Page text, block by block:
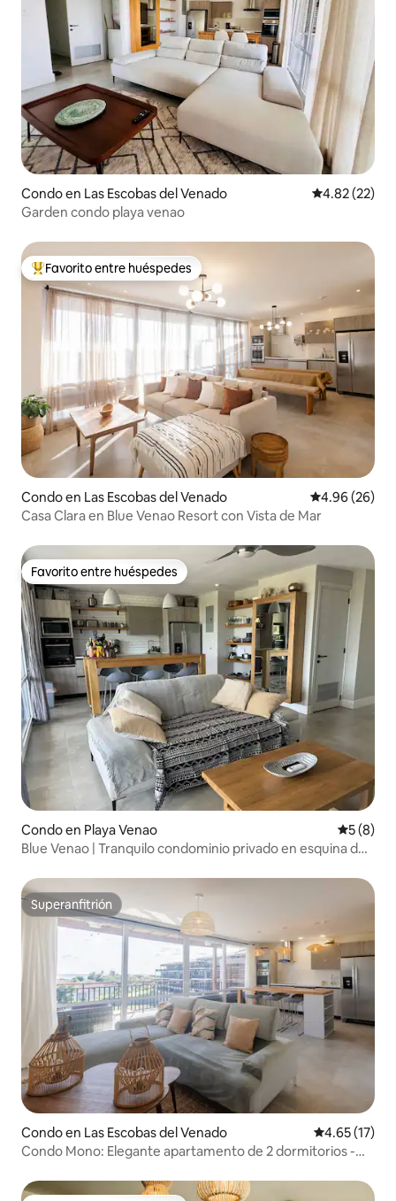
Condo en Las Escobas del Venado Calificación
4.82 (22)
Garden condo playa venao
Favorito entre huéspedes preferido
Favorito entre huéspedes
Condo en Las Escobas del Venado Calificación
4.96 (26)
Casa Clara en Blue Venao Resort con Vista de Mar
Favorito entre huéspedes
Favorito entre huéspedes
Condo en Playa Venao
5 (8)
Blue Venao | Tranquilo condominio privado en esquina de
Superanfitrión
Superanfitrión
Condo en Las Escobas del Venado Calificación
4.65 (17)
Condo Mono: Elegante apartamento de 2 dormitorios -